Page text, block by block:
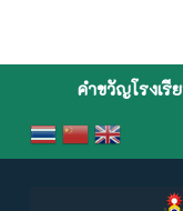
คำขวัญโรงเรี